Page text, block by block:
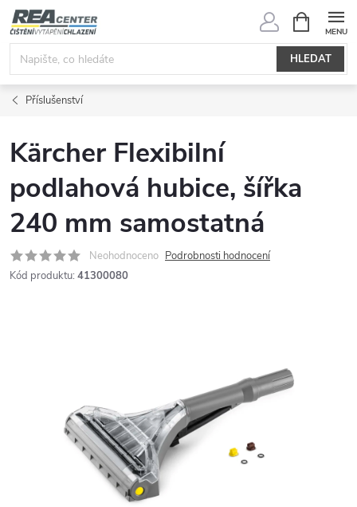
Přejít
na
obsah
HLEDAT
NÁKUPNÍ
KOŠÍK
Příslušenství
Kärcher Flexibilní
podlahová hubice, šířka
240 mm samostatná
Neohodnoceno Podrobnosti hodnocení
Kód produktu: 41300080